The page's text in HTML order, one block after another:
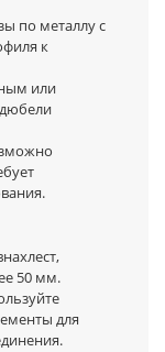
по металлу с
к
или
50 мм.
для